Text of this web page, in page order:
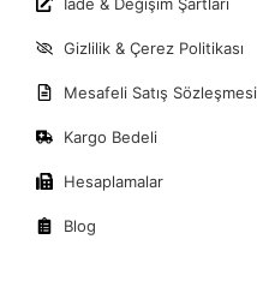
Gizlilik & Çerez Politikası
Mesafeli Satış Sözleşmesi
Kargo Bedeli
Hesaplamalar
Blog